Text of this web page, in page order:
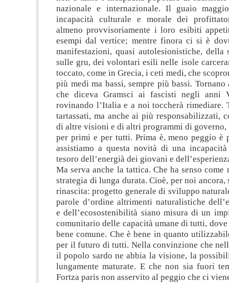
nazionale e internazionale. Il guaio
incapacità culturale e morale dei
almeno provvisoriamente i loro esibiti
esempi dal vertice; mentre finora ci si è
manifestazioni, quasi autolesionistiche,
sulle gru, dei volontari esili nelle isole
toccato, come in Grecia, i ceti medi, che
più medi ma bassi, sempre più bassi.
che diceva Gramsci ai fascisti negli anni
rovinando l’Italia e a noi toccherà rimediare.
tartassati, ma anche ai più responsabilizzati,
di altre visioni e di altri programmi di governo,
per primi e per tutti. Prima è, meno peggio è
assistiamo a questa novità di una
tesoro dell’energià dei giovani e
Ma serva anche la tattica. Che ha senso come
strategia di lunga durata. Cioè, per noi ancora,
rinascita: progetto generale di sviluppo
parole d’ordine altrimenti naturalistiche
e dell’ecosostenibilità siano misura di un
comunitario delle capacità umane di tutti,
bene comune. Che è bene in quanto
per il futuro di tutti. Nella convinzione che
il popolo sardo ne abbia la visione, la
lungamente maturate. E che non sia fuori
Fortza paris non asservito al peggio che ci